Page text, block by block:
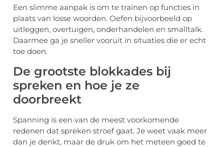
Een slimme aanpak is om te trainen op functies in
plaats van losse woorden. Oefen bijvoorbeeld op
uitleggen, overtuigen, onderhandelen en smalltalk.
Daarmee ga je sneller vooruit in situaties die er echt
toe doen.
De grootste blokkades bij
spreken en hoe je ze
doorbreekt
Spanning is een van de meest voorkomende
redenen dat spreken stroef gaat. Je weet vaak meer
dan je denkt, maar de druk om het meteen goed te